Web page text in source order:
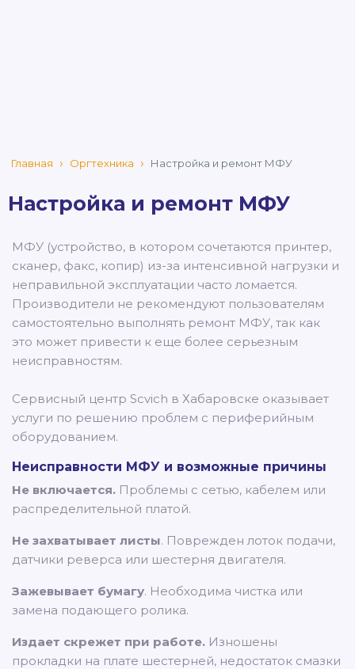
Главная Оргтехника Настройка и ремонт МФУ
Настройка и ремонт МФУ
МФУ (устройство, в котором сочетаются принтер,
сканер, факс, копир) из-за интенсивной нагрузки и
неправильной эксплуатации часто ломается.
Производители не рекомендуют пользователям
самостоятельно выполнять ремонт МФУ, так как
это может привести к еще более серьезным
неисправностям.
Сервисный центр Scvich в Хабаровске оказывает
услуги по решению проблем с периферийным
оборудованием.
Неисправности МФУ и возможные причины
Не включается. Проблемы с сетью, кабелем или
распределительной платой.
Не захватывает листы. Поврежден лоток подачи,
датчики реверса или шестерня двигателя.
Зажевывает бумагу. Необходима чистка или
замена подающего ролика.
Издает скрежет при работе. Изношены
прокладки на плате шестерней, недостаток смазки